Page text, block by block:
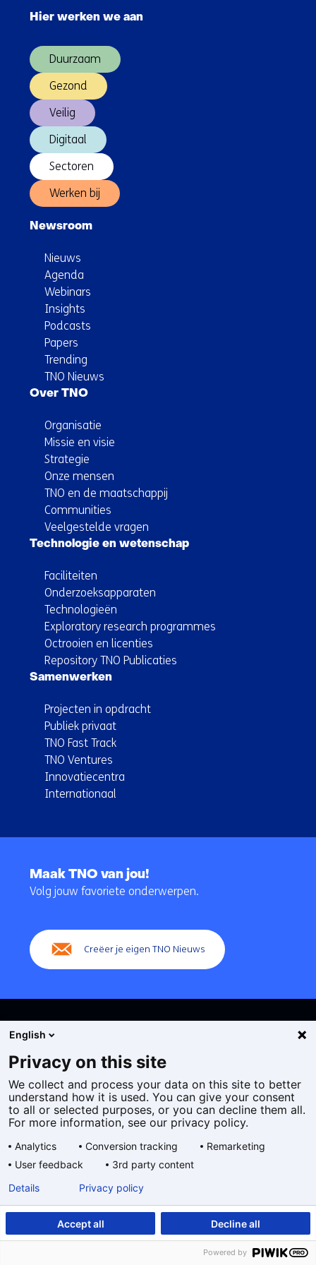
Hier werken we aan
Duurzaam
Gezond
Veilig
Digitaal
Sectoren
Werken bij
Newsroom
Nieuws
Agenda
Webinars
Insights
Podcasts
Papers
Trending
TNO Nieuws
Over TNO
Organisatie
Missie en visie
Strategie
Onze mensen
TNO en de maatschappij
Communities
Veelgestelde vragen
Technologie en wetenschap
Faciliteiten
Onderzoeksapparaten
Technologieën
Exploratory research programmes
Octrooien en licenties
Repository TNO Publicaties
Samenwerken
Projecten in opdracht
Publiek privaat
TNO Fast Track
TNO Ventures
Innovatiecentra
Internationaal
navigatie
Maak TNO van jou!
Volg jouw favoriete onderwerpen.
Creëer je eigen TNO Nieuws
Cookies
Privacy statement
Toegankelijkheid
Algemene voorwaarden
taal:
English
Privacy on this site
We collect and process your data on this site to better
understand how it is used. You can give your consent
to all or selected purposes, or you can decline them all.
For more information, see our privacy policy.
Analytics Conversion tracking
Remarketing
User feedback
3rd party content
Accept all Decline all
Details Privacy policy
Powered by